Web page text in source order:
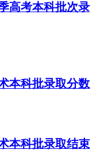
高考本科批次录
本科批录取分数
本科批录取结束